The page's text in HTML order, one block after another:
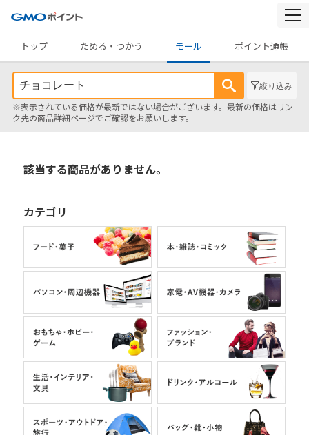
トップ
ためる・つかう モール ポイント通帳
絞り込み
※表示されている価格が最新ではない場合がございます。最新の価格はリン
ク先の商品詳細ページでご確認をお願いします。
該当する商品がありません。
カテゴリ